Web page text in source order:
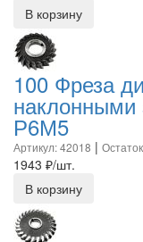
В корзину
100 Фреза
наклонными
Р6М5
Артикул: 42018 |
1943 ₽/шт.
В корзину